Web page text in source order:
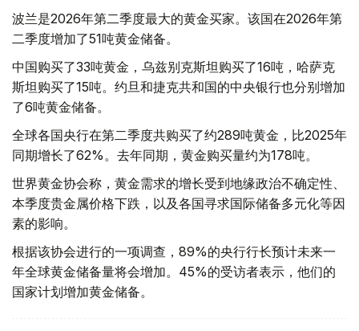
波兰是2026年第二季度最大的黄金买家。该国在2026年第
二季度增加了51吨黄金储备。
中国购买了33吨黄金，乌兹别克斯坦购买了16吨，哈萨克
斯坦购买了15吨。约旦和捷克共和国的中央银行也分别增加
了6吨黄金储备。
全球各国央行在第二季度共购买了约289吨黄金，比2025年
同期增长了62%。去年同期，黄金购买量约为178吨。
世界黄金协会称，黄金需求的增长受到地缘政治不确定性、
本季度贵金属价格下跌，以及各国寻求国际储备多元化等因
素的影响。
根据该协会进行的一项调查，89%的央行行长预计未来一
年全球黄金储备量将会增加。45%的受访者表示，他们的
国家计划增加黄金储备。